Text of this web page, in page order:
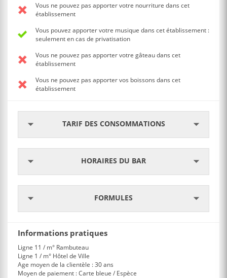
TARIF DES CONSOMMATIONS
HORAIRES DU BAR
FORMULES
Vous ne pouvez pas apporter votre nourriture dans cet
établissement
Vous pouvez apporter votre musique dans cet établissement :
seulement en cas de privatisation
Vous ne pouvez pas apporter votre gâteau dans cet
établissement
Vous ne pouvez pas apporter vos boissons dans cet
établissement
Informations pratiques
Ligne 11 / m° Rambuteau
Ligne 1 / m° Hôtel de Ville
Age moyen de la clientèle : 30 ans
Moyen de paiement : Carte bleue / Espèce